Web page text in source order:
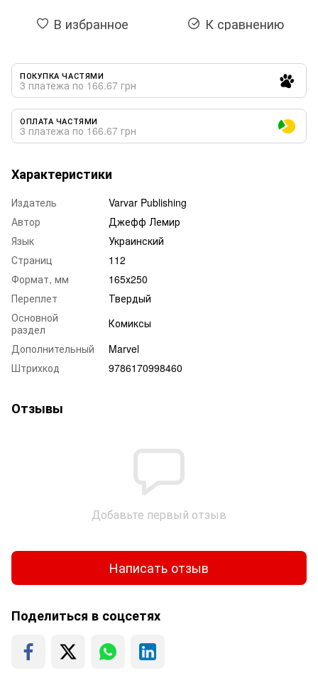
В избранное К сравнению
ПОКУПКА ЧАСТЯМИ
3 платежа по 166.67 грн
ОПЛАТА ЧАСТЯМИ
3 платежа по 166.67 грн
Характеристики
Издатель
Varvar Publishing
Автор
Джефф Лемир
Язык
Украинский
Страниц
112
Формат, мм
165х250
Переплет
Твердый
Основной
раздел
Комиксы
Дополнительный
Marvel
Штрихкод
9786170998460
Отзывы
Добавьте первый отзыв
Написать отзыв
Поделиться в соцсетях